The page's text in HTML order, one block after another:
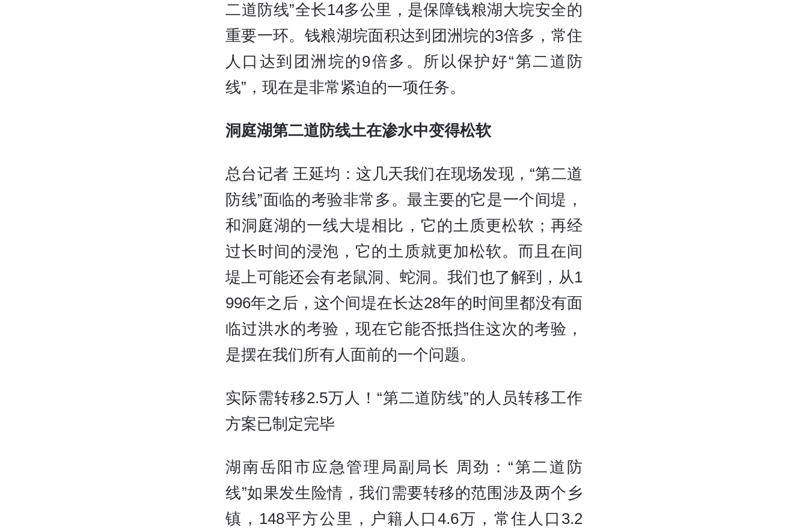
二道防线”全长14多公里，是保障钱粮湖大垸安全的
重要一环。钱粮湖垸面积达到团洲垸的3倍多，常住
人口达到团洲垸的9倍多。所以保护好“第二道防
线”，现在是非常紧迫的一项任务。
洞庭湖第二道防线土在渗水中变得松软
总台记者 王延均：这几天我们在现场发现，“第二道
防线”面临的考验非常多。最主要的它是一个间堤，
和洞庭湖的一线大堤相比，它的土质更松软；再经
过长时间的浸泡，它的土质就更加松软。而且在间
堤上可能还会有老鼠洞、蛇洞。我们也了解到，从1
996年之后，这个间堤在长达28年的时间里都没有面
临过洪水的考验，现在它能否抵挡住这次的考验，
是摆在我们所有人面前的一个问题。
实际需转移2.5万人！“第二道防线”的人员转移工作
方案已制定完毕
湖南岳阳市应急管理局副局长 周劲：“第二道防
线”如果发生险情，我们需要转移的范围涉及两个乡
镇，148平方公里，户籍人口4.6万，常住人口3.2